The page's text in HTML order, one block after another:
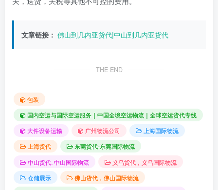
文章链接： 佛山到几内亚货代|中山到几内亚货代
THE END
包装
国内空运与国际空运服务｜中国全境空运物流｜全球空运货代专线
大件设备运输
广州物流公司
上海国际物流
上海货代
东莞货代-东莞国际物流
中山货代. 中山国际物流
义乌货代，义乌国际物流
仓储展示
佛山货代，佛山国际物流